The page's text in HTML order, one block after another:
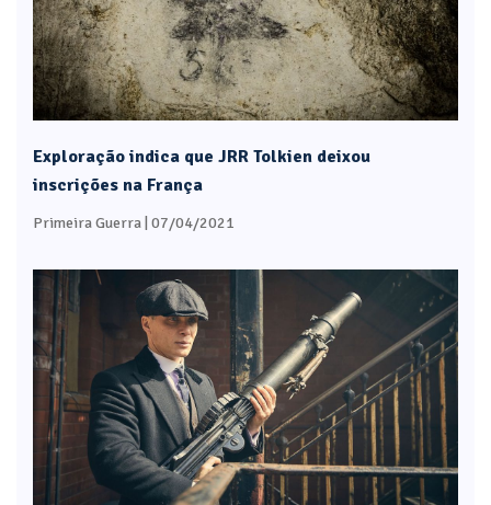
Exploração indica que JRR Tolkien deixou
inscrições na França
Primeira Guerra | 07/04/2021